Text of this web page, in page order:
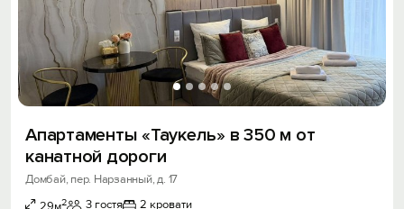
Aпapтaмeнты «Taукeль» в 350 м от
канатной дороги
Домбай, пер. Нарзанный, д. 17
2 3 гостя 2 кровати